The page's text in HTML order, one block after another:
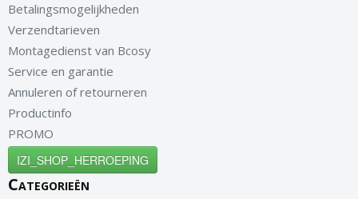
Betalingsmogelijkheden
Verzendtarieven
Montagedienst van Bcosy
Service en garantie
Annuleren of retourneren
Productinfo
PROMO
IZI_SHOP_HERROEPING
Categorieën